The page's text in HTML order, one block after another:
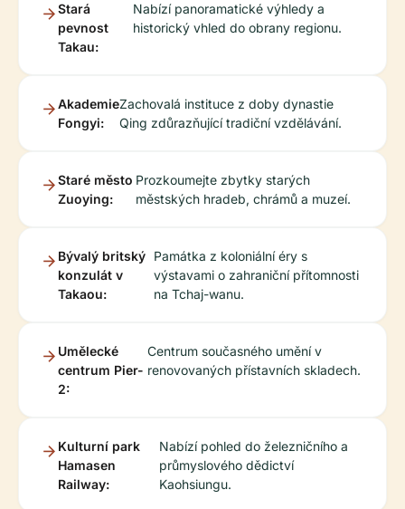
Stará
pevnost
Takau:
Nabízí panoramatické výhledy a
historický vhled do obrany regionu.
Akademie
Fongyi:
Zachovalá instituce z doby dynastie
Qing zdůrazňující tradiční vzdělávání.
Staré město
Zuoying:
Prozkoumejte zbytky starých
městských hradeb, chrámů a muzeí.
Bývalý britský
konzulát v
Takaou:
Památka z koloniální éry s
výstavami o zahraniční přítomnosti
na Tchaj-wanu.
Umělecké
centrum Pier-
2:
Centrum současného umění v
renovovaných přístavních skladech.
Kulturní park
Hamasen
Railway:
Nabízí pohled do železničního a
průmyslového dědictví
Kaohsiungu.